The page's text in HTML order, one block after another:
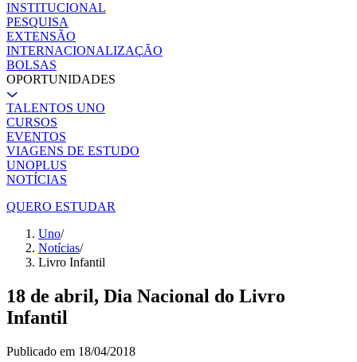
INSTITUCIONAL
PESQUISA
EXTENSÃO
INTERNACIONALIZAÇÃO
BOLSAS
OPORTUNIDADES
TALENTOS UNO
CURSOS
EVENTOS
VIAGENS DE ESTUDO
UNOPLUS
NOTÍCIAS
QUERO ESTUDAR
Uno/
Notícias/
Livro Infantil
18 de abril, Dia Nacional do Livro
Infantil
Publicado em 18/04/2018